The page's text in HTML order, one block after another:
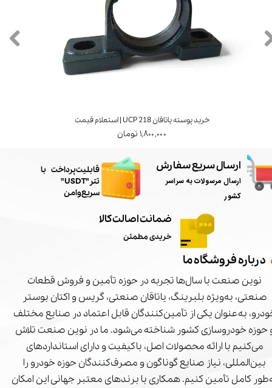
خرید پوسته یاتاقان UCP 218 | استعلام قیمت
۱,۸۰۰,۰۰۰ تومان
ارسال سریع سفارش
ارسال مرسولات به سراسر
کشور
ضمانت اصالت کالا
خریدی مطمئن
درباره فروشگاه ما
نوین صنعت با سال‌ها تجربه در حوزه تأمین و فروش قطعات
صنعتی، به‌ویژه بلبرینگ، یاتاقان صنعتی، گریس و اکتان بوستر
به‌عنوان یکی از تأمین‌کنندگان قابل اعتماد در صنایع مختلف
حوزه خودروسازی کشور شناخته می‌شود. ما در نوین صنعت تلاش
می‌کنیم با ارائه محصولات اصل، باکیفیت و دارای استانداردهای
بین‌المللی، نیاز صنایع گوناگون و مصرف‌کنندگان حوزه خودرو را
کامل تأمین کنیم. همکاری با برندهای معتبر جهانی این امکان
​قابلیت پرداخت با
تتر"USDT"
سریع و امن